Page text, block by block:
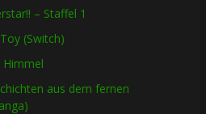
– Staffel 1
(Switch)
Himmel
aus dem fernen